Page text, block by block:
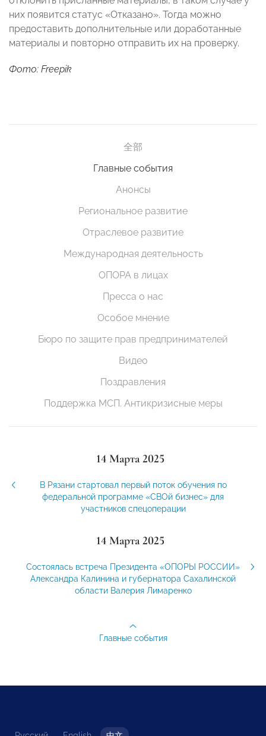
них появится статус «Отказано». Тогда можно
предоставить дополнительные или доработанные
материалы и повторно отправить их на проверку.
Фото: Freepik
全部
Главные события
Анонсы
Региональное развитие
Отраслевое развитие
Международная деятельность
ОПОРА в лицах
Пресса о нас
Особое мнение
Бюро по защите прав предпринимателей
Видео
Поздравления
Поддержка МСП. Антикризисные меры
14 Марта 2025
В Рязани стартовал первый поток обучения по
федеральной программе «СВОй бизнес» для
участников спецоперации
14 Марта 2025
Состоялась встреча Президента «ОПОРЫ РОССИИ»
Александра Калинина и губернатора Сахалинской
области Валерия Лимаренко
Главные события